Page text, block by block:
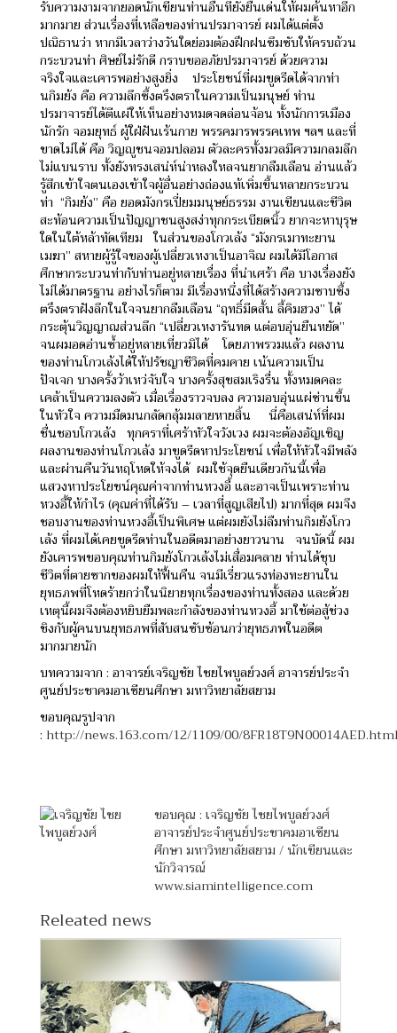
รับความงามจากยอดนักเขียนท่านอื่นที่ยังยืนเด่นให้ผมค้นหาอีก
มากมาย ส่วนเรื่องที่เหลือของท่านปรมาจารย์ ผมได้แต่ตั้ง
ปณิธานว่า หากมีเวลาว่างวันใดย่อมต้องฝึกฝนซึมซับให้ครบถ้วน
กระบวนท่า ศิษย์ไม่รักดี กราบขออภัยปรมาจารย์ ด้วยความ
จริงใจและเคารพอย่างสูงยิ่ง
ประโยชน์ที่ผมขูดรีดได้จากท่า
นกิมย้ง คือ ความลึกซึ้งตรึงตราในความเป็นมนุษย์ ท่าน
ปรมาจารย์ได้ตีแผ่ให้เห็นอย่างหมดจดล่อนจ้อน ทั้งนักการเมือง
นักรัก จอมยุทธ์ ผู้ใฝ่ฝันเร้นกาย พรรคมารพรรคเทพ ฯลฯ และที่
ขาดไม่ได้ คือ วิญญูชนจอมปลอม ตัวละครทั้งมวลมีความกลมลึก
ไม่แบนราบ ทั้งยังทรงเสน่ห์น่าหลงใหลจนยากลืมเลือน อ่านแล้ว
รู้สึกเข้าใจตนเองเข้าใจผู้อื่นอย่างถ่องแท้เพิ่มขึ้นหลายกระบวน
ท่า “กิมย้ง” คือ ยอดมังกรเปี่ยมมนุษย์ธรรม งานเขียนและชีวิต
สะท้อนความเป็นปัญญาชนสูงสง่าทุกกระเบียดนิ้ว ยากจะหาบุรุษ
ใดในใต้หล้าทัดเทียม ในส่วนของโกวเล้ง “มังกรเมาทะยาน
เมฆา” สหายผู้รู้ใจของผู้เปลี่ยวเหงาเป็นอาจิณ ผมได้มีโอกาส
ศึกษากระบวนท่ากับท่านอยู่หลายเรื่อง ที่น่าเศร้า คือ บางเรื่องยัง
ไม่ได้มาตรฐาน อย่างไรก็ตาม มีเรื่องหนึ่งที่ได้สร้างความซาบซึ้ง
ตรึงตราฝังลึกในใจจนยากลืมเลือน “ฤทธิ์มีดสั้น ลี้คิมฮวง” ได้
กระตุ้นวิญญาณส่วนลึก “เปลี่ยวเหงารันทด แต่อบอุ่นยืนหยัด”
จนผมอดอ่านซ้ำอยู่หลายเที่ยวมิได้
โดยภาพรวมแล้ว ผลงาน
ของท่านโกวเล้งได้ให้ปรัชญาชีวิตที่คมคาย เน้นความเป็น
ปัจเจก บางครั้งว้าเหว่จับใจ บางครั้งสุขสมเริงรื่น ทั้งหมดคละ
เคล้าเป็นความลงตัว เมื่อเรื่องราวจบลง ความอบอุ่นแผ่ซ่านขึ้น
ในหัวใจ ความมืดมนกลัดกลุ้มมลายหายสิ้น
นี่คือเสน่ห์ที่ผม
ชื่นชอบโกวเล้ง ทุกคราที่เศร้าหัวใจวังเวง ผมจะต้องอัญเชิญ
ผลงานของท่านโกวเล้ง มาขูดรีดหาประโยชน์ เพื่อให้หัวใจมีพลัง
และผ่านคืนวันหฤโหดให้จงได้ผมใช้จุดยืนเดียวกันนี้เพื่อ
แสวงหาประโยชน์คุณค่าจากท่านหวงอี้ และอาจเป็นเพราะท่าน
หวงอี้ให้กำไร (คุณค่าที่ได้รับ – เวลาที่สูญเสียไป) มากที่สุด ผมจึง
ชอบงานของท่านหวงอี้เป็นพิเศษแต่ผมยังไม่ลืมท่านกิมย้งโกว
เล้ง ที่ผมได้เคยขูดรีดท่านในอดีตมาอย่างยาวนาน จนบัดนี้ ผม
ยังเคารพขอบคุณท่านกิมย้งโกวเล้งไม่เสื่อมคลาย ท่านได้ชุบ
ชีวิตที่ตายซากของผมให้ฟื้นคืน จนมีเรี่ยวแรงท่องทะยานใน
ยุทธภพที่โหดร้ายกว่าในนิยายทุกเรื่องของท่านทั้งสอง และด้วย
เหตุนี้ผมจึงต้องหยิบยืมพละกำลังของท่านหวงอี้ มาใช้ต่อสู้ช่วง
ชิงกับผู้คนบนยุทธภพที่สับสนซับซ้อนกว่ายุทธภพในอดีต
มากมายนัก
บทความจาก : อาจารย์เจริญชัย ไชยไพบูลย์วงศ์อาจารย์ประจำ
ศูนย์ประชาคมอาเซียนศึกษา มหาวิทยาลัยสยาม
ขอบคุณรูปจาก
: http://news.163.com/12/1109/00/
ขอบคุณ : เจริญชัย ไชยไพบูลย์วงศ์
อาจารย์ประจำศูนย์ประชาคมอาเซียน
ศึกษา มหาวิทยาลัยสยาม / นักเขียนและ
นักวิจารณ์
www.siamintelligence.com
Releated news